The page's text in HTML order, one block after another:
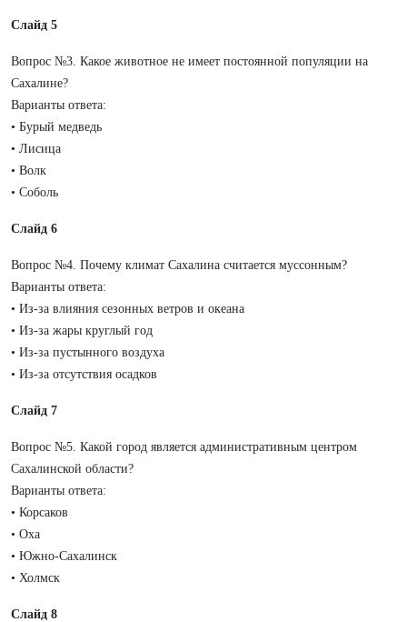
Слайд 5
Вопрос №3. Какое животное не имеет постоянной популяции на
Сахалине?
Варианты ответа:
• Бурый медведь
• Лисица
• Волк
• Соболь
Слайд 6
Вопрос №4. Почему климат Сахалина считается муссонным?
Варианты ответа:
• Из-за влияния сезонных ветров и океана
• Из-за жары круглый год
• Из-за пустынного воздуха
• Из-за отсутствия осадков
Слайд 7
Вопрос №5. Какой город является административным центром
Сахалинской области?
Варианты ответа:
• Корсаков
• Оха
• Южно-Сахалинск
• Холмск
Слайд 8